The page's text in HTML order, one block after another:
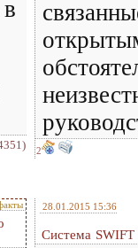
2
28.01.2015 15:36
Система